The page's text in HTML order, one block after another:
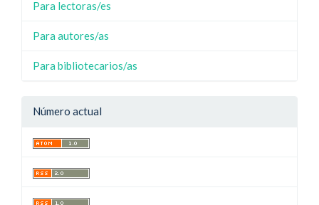
Para lectoras/es
Para autores/as
Para bibliotecarios/as
Número actual